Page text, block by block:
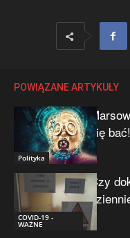
POWIĄZANE ARTYKUŁY
Polityka
się
COVID-19 -
WAŻNE
Czy